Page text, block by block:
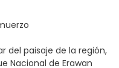
del paisaje de la región,
Nacional de Erawan